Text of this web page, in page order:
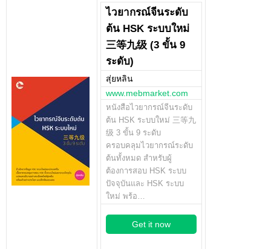
ไวยากรณ์จีนระดับ
ต้น HSK ระบบใหม่
三等九级 (3 ขั้น 9
ระดับ)
สุ่ยหลิน
www.mebmarket.com
หนังสือไวยากรณ์จีนระดับ
ต้น HSK ระบบใหม่ 三等九
级 3 ขั้น 9 ระดับ
ครอบคลุมไวยากรณ์ระดับ
ต้นทั้งหมด สำหรับผู้
ต้องการสอบ HSK ระบบ
ปัจจุบันและ HSK ระบบ
ใหม่ พร้อ…
Get it now